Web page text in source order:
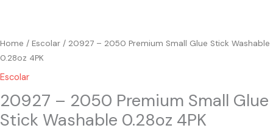
Home / Escolar / 20927 – 2050 Premium Small Glue Stick Washable
0.28oz 4PK
Escolar
20927 – 2050 Premium Small Glue
Stick Washable 0.28oz 4PK